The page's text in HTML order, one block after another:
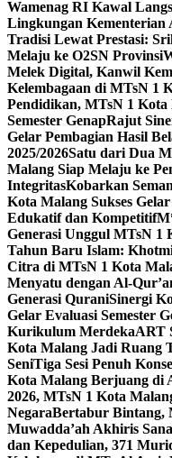
Wamenag RI Kawal
Lingkungan Kementerian
Tradisi Lewat Prestasi:
Melaju ke O2SN Provinsi
Melek Digital, Kanwil
Kelembagaan di MTsN 1
Pendidikan, MTsN 1
Semester GenapRajut
Gelar Pembagian Hasil
2025/2026Satu dari Dua
Malang Siap Melaju ke
IntegritasKobarkan
Kota Malang Sukses
Edukatif dan Kompetitif
Generasi Unggul MTsN 1
Tahun Baru Islam:
Citra di MTsN 1 Kota
Menyatu dengan Al-
Generasi QuraniSinergi
Gelar Evaluasi Semester
Kurikulum MerdekaART
Kota Malang Jadi Ruang
SeniTiga Sesi Penuh
Kota Malang Berjuang di
2026, MTsN 1 Kota
NegaraBertabur Bintang,
Muwadda’ah Akhiris
dan Kepedulian, 371